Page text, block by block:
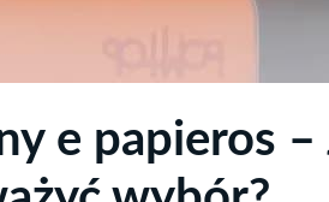
e papieros –